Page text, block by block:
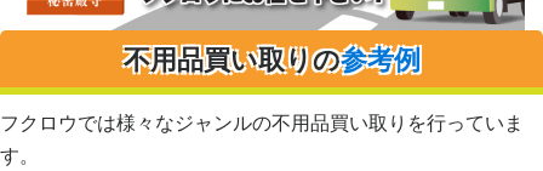
不用品買い取りの参考例
フクロウでは様々なジャンルの不用品買い取りを行っていま
す。